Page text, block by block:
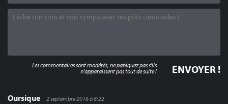
Oursique
2 septembre 2016 à 8:22
Les commentaires sont modérés, ne paniquez pas s'ils
n'apparaissent pas tout de suite !